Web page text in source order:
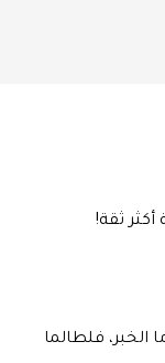
أكثر ثقة!
الخبر، فلطالما